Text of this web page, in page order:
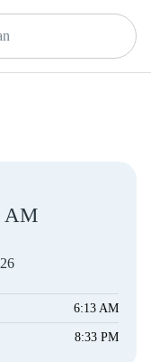
AM
6:13 AM
8:33 PM